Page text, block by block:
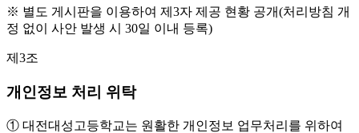
※ 별도 게시판을 이용하여 제3자 제공 현황 공개(처리방침 개
정 없이 사안 발생 시 30일 이내 등록)
제3조
개인정보 처리 위탁
① 대전대성고등학교는 원활한 개인정보 업무처리를 위하여